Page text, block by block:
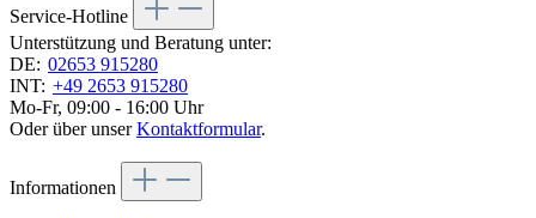
Service-Hotline
Unterstützung und Beratung unter:
DE: 02653 915280
INT: +49 2653 915280
Mo-Fr, 09:00 - 16:00 Uhr
Oder über unserKontaktformular.
Informationen